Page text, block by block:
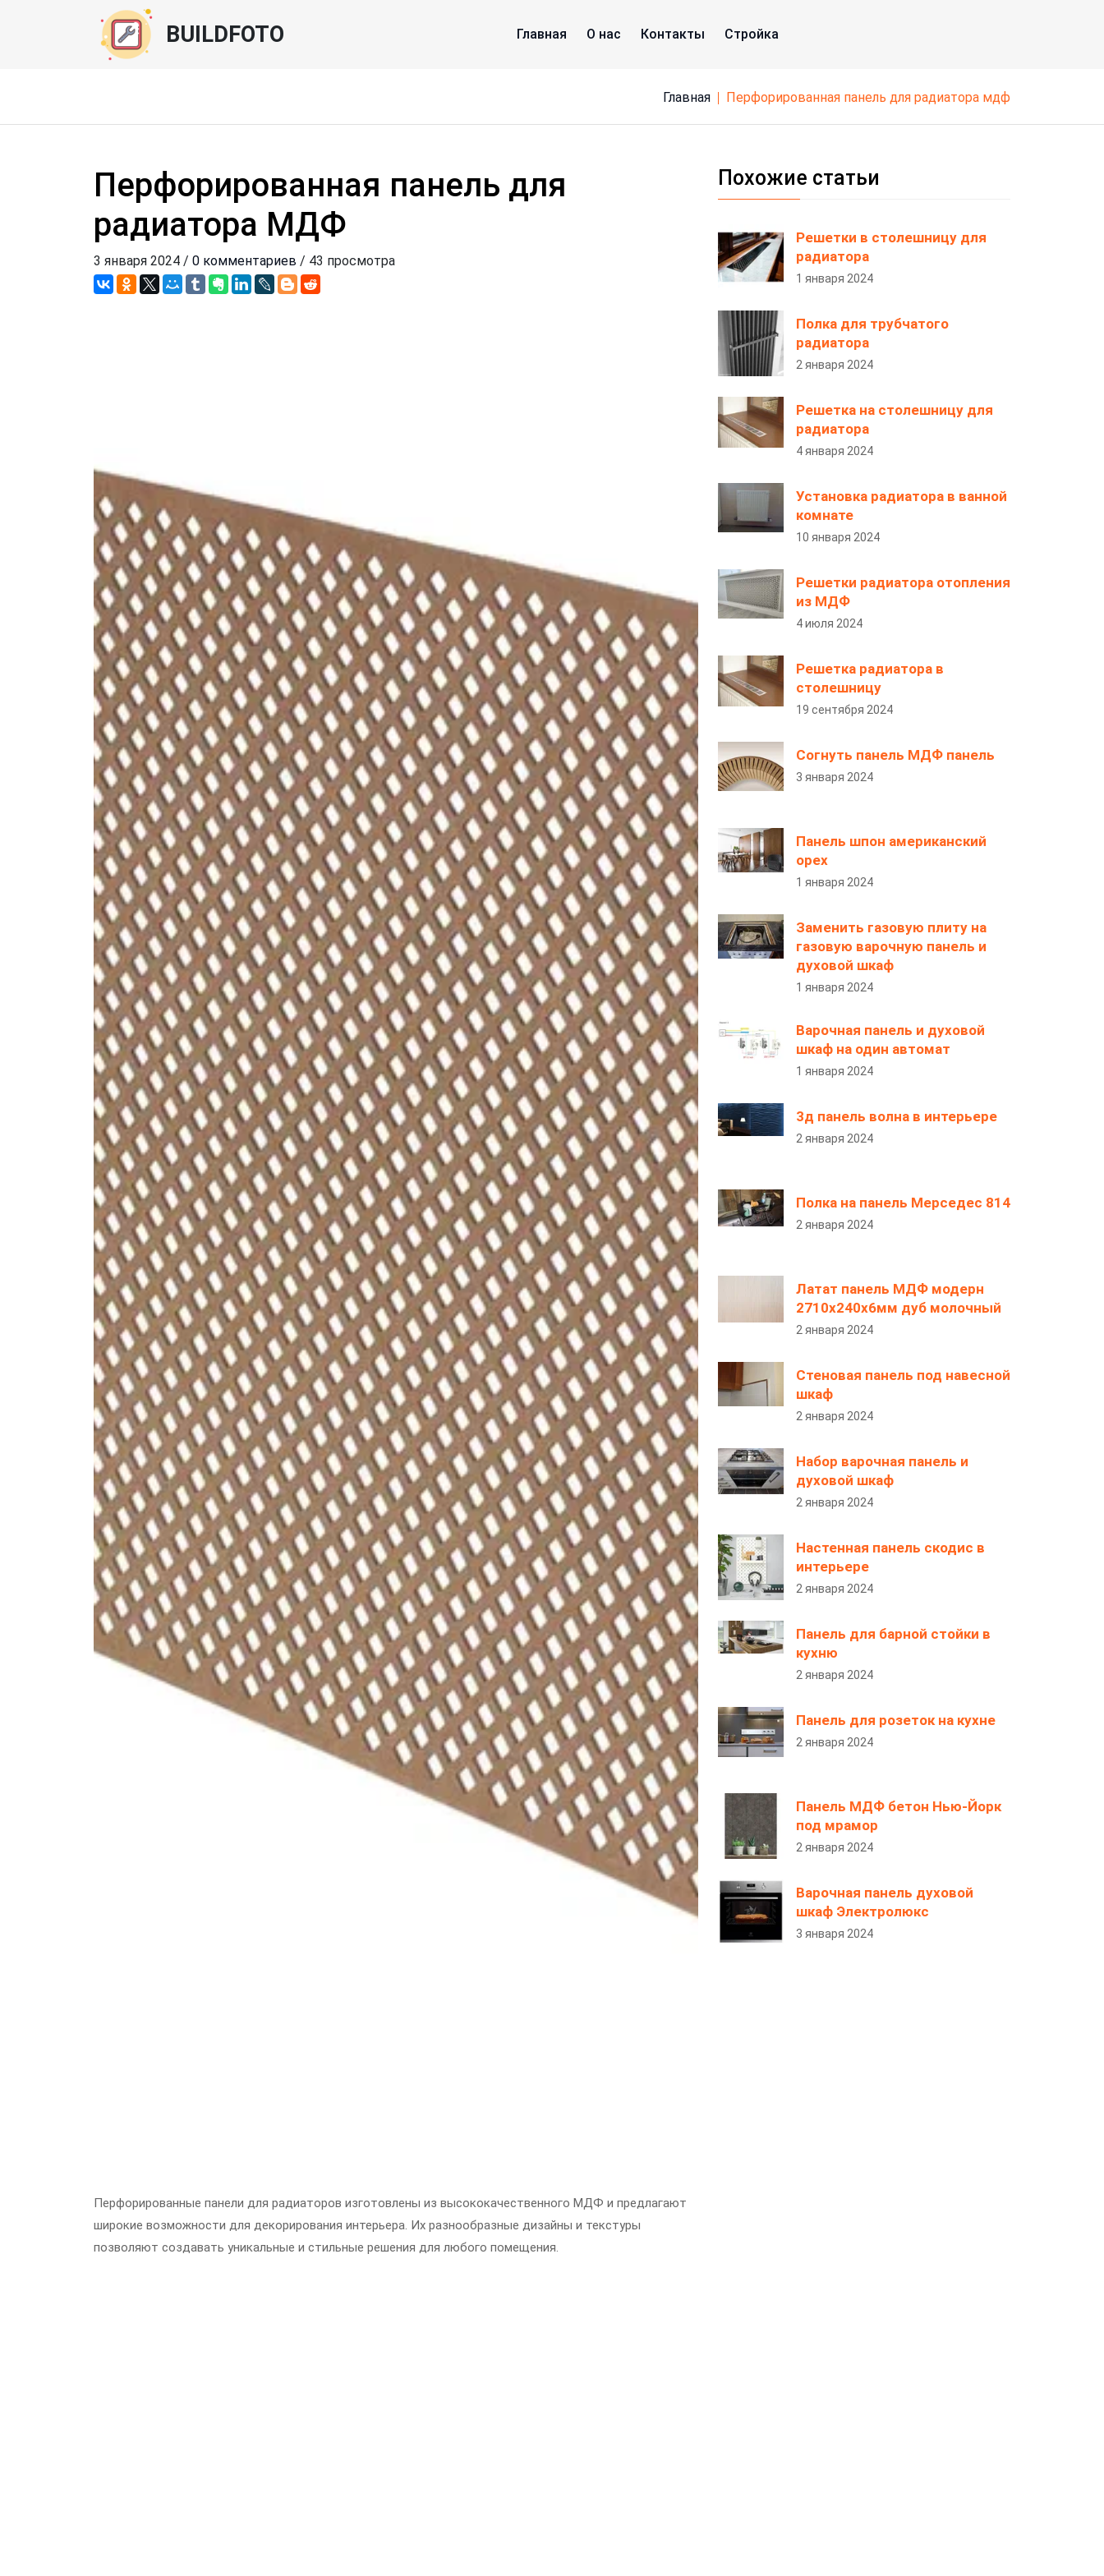
BUILDFOTO Главная О нас Контакты Стройка
Главная перфорированная панель для радиатора мдф
Перфорированная панель для
радиатора МДФ
3 января 2024 / 0 комментариев / 43 просмотра
Перфорированные панели для радиаторов изготовлены из высококачественного МДФ и предлагают
широкие возможности для декорирования интерьера. Их разнообразные дизайны и текстуры
позволяют создавать уникальные и стильные решения для любого помещения.
Похожие статьи
Решетки в столешницу для
радиатора
1 января 2024
Полка для трубчатого
радиатора
2 января 2024
Решетка на столешницу для
радиатора
4 января 2024
Установка радиатора в ванной
комнате
10 января 2024
Решетки радиатора отопления
из МДФ
4 июля 2024
Решетка радиатора в
столешницу
19 сентября 2024
Согнуть панель МДФ панель
3 января 2024
Панель шпон американский
орех
1 января 2024
Заменить газовую плиту на
газовую варочную панель и
духовой шкаф
1 января 2024
Варочная панель и духовой
шкаф на один автомат
1 января 2024
3д панель волна в интерьере
2 января 2024
Полка на панель Мерседес 814
2 января 2024
Латат панель МДФ модерн
2710х240х6мм дуб молочный
2 января 2024
Стеновая панель под навесной
шкаф
2 января 2024
Набор варочная панель и
духовой шкаф
2 января 2024
Настенная панель скодис в
интерьере
2 января 2024
Панель для барной стойки в
кухню
2 января 2024
Панель для розеток на кухне
2 января 2024
Панель МДФ бетон Нью-Йорк
под мрамор
2 января 2024
Варочная панель духовой
шкаф Электролюкс
3 января 2024